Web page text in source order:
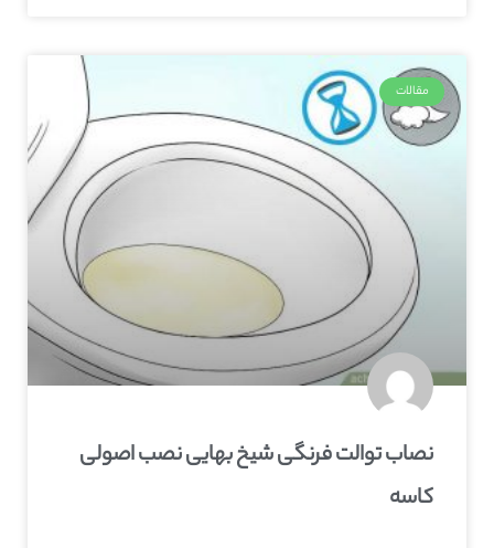
مقالات
نصاب توالت فرنگی شیخ بهایی نصب اصولی
کاسه